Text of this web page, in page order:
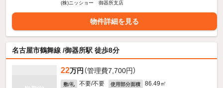
(株)ニッショー 御器所支店
物件詳細を見る
名古屋市鶴舞線 /御器所駅 徒歩8分
22万円 （管理費7,700円）
敷/礼 不要/不要 使用部分面積 86.49㎡